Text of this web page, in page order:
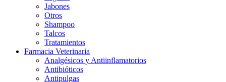
Jabones
Otros
Shampoo
Talcos
Tratamientos
Farmacia Veterinaria
Analgésicos y Antiinflamatorios
Antibióticos
Antipulgas